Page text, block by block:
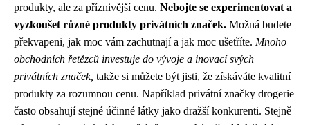
produkty, ale za příznivější cenu. Nebojte se experimentovat a
vyzkoušet různé produkty privátních značek. Možná budete
překvapeni, jak moc vám zachutnají a jak moc ušetříte. Mnoho
obchodních řetězců investuje do vývoje a inovací svých
privátních značek, takže si můžete být jisti, že získáváte kvalitní
produkty za rozumnou cenu. Například privátní značky drogerie
často obsahují stejné účinné látky jako dražší konkurenti. Stejně